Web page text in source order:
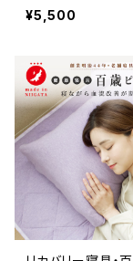
¥5,500